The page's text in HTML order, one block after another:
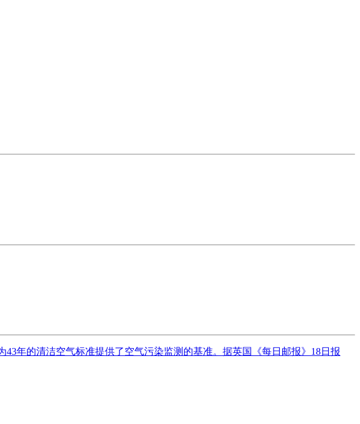
年的清洁空气标准提供了空气污染监测的基准。据英国《每日邮报》18日报